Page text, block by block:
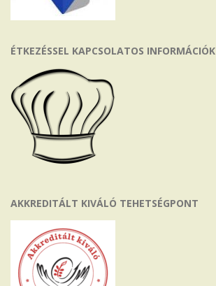
ÉTKEZÉSSEL KAPCSOLATOS INFORMÁCIÓK
AKKREDITÁLT KIVÁLÓ TEHETSÉGPONT